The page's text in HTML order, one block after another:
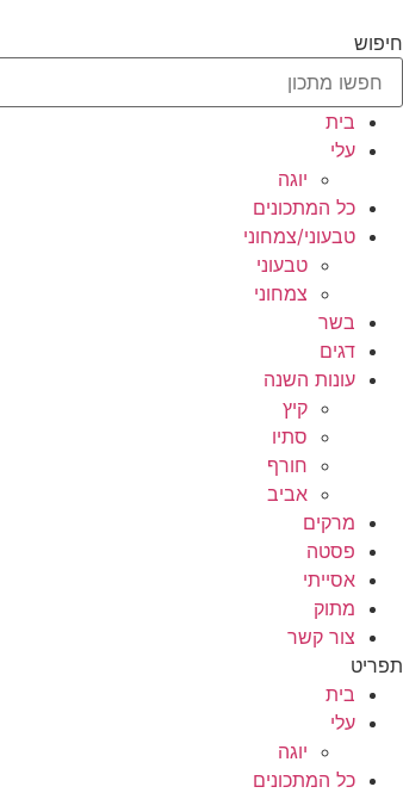
לתוכן
חיפוש
בית
עלי
יוגה
כל המתכונים
טבעוני/צמחוני
טבעוני
צמחוני
בשר
דגים
עונות השנה
קיץ
סתיו
חורף
אביב
מרקים
פסטה
אסייתי
מתוק
צור קשר
תפריט
בית
עלי
יוגה
כל המתכונים